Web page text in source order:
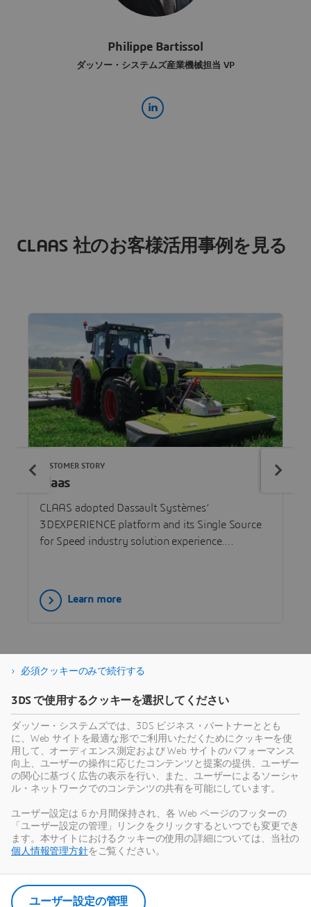
Philippe Bartissol
ダッソー・システムズ産業機械担当 VP
CLAAS 社のお客様活用事例を見る
Claas
CLAAS adopted Dassault Systèmes’
3DEXPERIENCE platform and its Single Source
for Speed industry solution experience.
product information that enables collaboration,
design reuse, digital simulation before
CUSTOMER STORY
Learn more
お客様活用事例でインスピレーシ
ョンを得る
機能的な外骨格を構築
メディア インフルエンサーである
Tyler Csatari氏が、エンターテイン
お客様活用事例
必須クッキーのみで続行する
3DS で使用するクッキーを選択してください
ダッソー・システムズでは、3DS ビジネス・パートナーととも
に、Web サイトを最適な形でご利用いただくためにクッキーを使
用して、オーディエンス測定および Web サイトのパフォーマンス
向上、ユーザーの操作に応じたコンテンツと提案の提供、ユーザー
の関心に基づく広告の表示を行い、また、ユーザーによるソーシャ
ル・ネットワークでのコンテンツの共有を可能にしています。
ユーザー設定は 6 か月間保持され、各 Web ページのフッターの
「ユーザー設定の管理」リンクをクリックするといつでも変更でき
ます。本サイトにおけるクッキーの使用の詳細については、当社の
個人情報管理方針をご覧ください。
ユーザー設定の管理